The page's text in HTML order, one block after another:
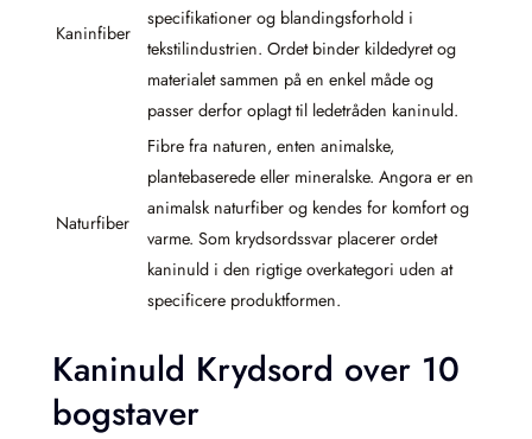
Kaninfiber
specifikationer og blandingsforhold i
tekstilindustrien. Ordet binder kildedyret og
materialet sammen på en enkel måde og
passer derfor oplagt til ledetråden kaninuld.
Naturfiber
Fibre fra naturen, enten animalske,
plantebaserede eller mineralske. Angora er en
animalsk naturfiber og kendes for komfort og
varme. Som krydsordssvar placerer ordet
kaninuld i den rigtige overkategori uden at
specificere produktformen.
Kaninuld Krydsord over 10
bogstaver